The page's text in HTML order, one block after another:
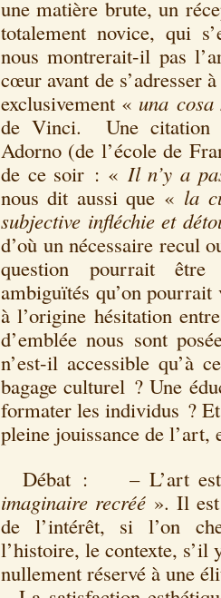
une matière brute, un
totalement novice, qui
nous montrerait-il pas
cœur avant de s’adresser
exclusivement « una cosa
de Vinci. Une citation
Adorno (de l’école de
de ce soir : « Il n’y a
nous dit aussi que « la
subjective infléchie et
d’où un nécessaire recul
question pourrait
ambiguïtés qu’on
à l’origine hésitation
d’emblée nous sont
n’est-il accessible qu’à
bagage culturel ? Une
formater les individus ?
pleine jouissance de l’art,
Débat : – L’art
imaginaire recréé». Il est
de l’intérêt, si l’on
l’histoire, le contexte, s’il
nullement réservé à une